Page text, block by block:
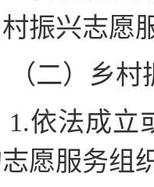
振兴志愿
（二）乡
1.依法成立
愿服务组